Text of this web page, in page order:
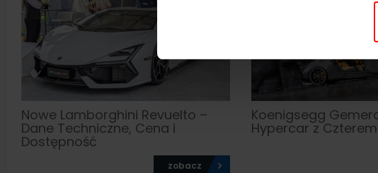
Nowe Lamborghini Revuelto –
Dane Techniczne, Cena i
Dostępność
zobacz
Koenigsegg
Hypercar z